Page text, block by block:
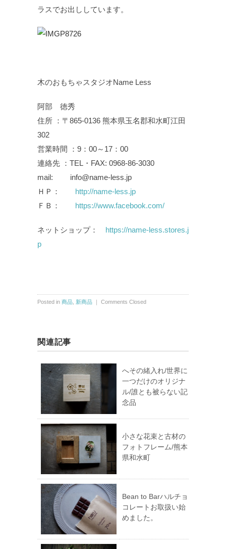
ラスでお出ししています。
木のおもちゃスタジオName Less
阿部 徳秀
住所 ：〒865-0136 熊本県玉名郡和水町江田
302
営業時間 ：9：00～17：00
連絡先 ：TEL・FAX: 0968-86-3030
mail: info@name-less.jp
ＨＰ： http://name-less.jp
ＦＢ： https://www.facebook.com/
ネットショップ： https://name-less.stores.j
p
Posted in 商品 新商品 ｜ Comments Closed
関連記事
へその緒入れ/世界に
一つだけのオリジナ
ル/誰とも被らない記
念品
小さな花束と古材の
フォトフレーム/熊本
県和水町
Bean to Barハルチョ
コレートお取扱い始
めました。